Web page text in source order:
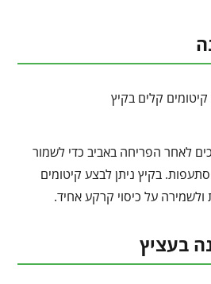
קלים בקיץ
לאחר הפריחה באביב כדי לשמור
בקיץ ניתן לבצע קיטומים
על כיסוי קרקע אחיד.
בעציץ